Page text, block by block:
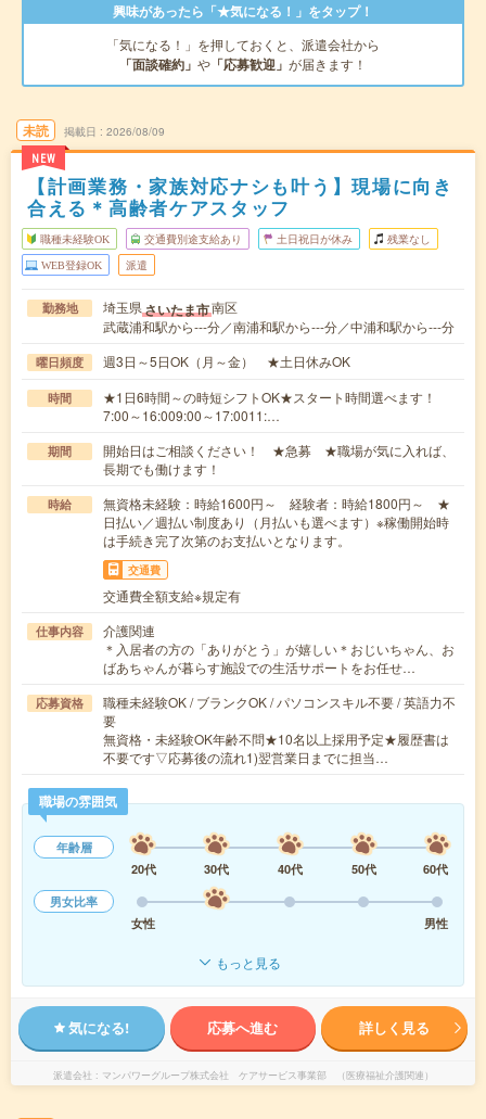
興味があったら「★気になる！」をタップ！
「気になる！」を押しておくと、派遣会社から
「面談確約」 や 「応募歓迎」 が届きます！
未読
NEW
掲載日 2026/08/09
【計画業務・家族対応ナシも叶う】現場に向き
合える＊高齢者ケアスタッフ
職種未経験OK 交通費別途支給あり 土日祝日が休み 残業なし
WEB登録OK 派遣
勤務地 埼玉県さいたま市南区
武蔵浦和駅から---分／南浦和駅から---分／中浦和駅から---分
曜日頻度 週3日～5日OK（月～金） ★土日休みOK
時間
★1日6時間～の時短シフトOK★スタート時間選べます！
7:00～16:009:00～17:0011:…
期間
開始日はご相談ください！ ★急募 ★職場が気に入れば、
長期でも働けます！
時給
無資格未経験：時給1600円～ 経験者：時給1800円～ ★
日払い／週払い制度あり（月払いも選べます）※稼働開始時
は手続き完了次第のお支払いとなります。
交通費
交通費全額支給※規定有
仕事内容
介護関連
＊入居者の方の「ありがとう」が嬉しい＊おじいちゃん、お
ばあちゃんが暮らす施設での生活サポートをお任せ…
応募資格
職種未経験OK / ブランクOK / パソコンスキル不要 / 英語力不
要
無資格・未経験OK年齢不問★10名以上採用予定★履歴書は
不要です▽応募後の流れ1)翌営業日までに担当…
職場の雰囲気
年齢層
20代
30代 40代 50代
60代
男女比率
女性
男性
もっと見る
気になる! 応募へ進む 詳しく見る
派遣会社 マンパワーグループ株式会社 ケアサービス事業部 （医療福祉介護関連）